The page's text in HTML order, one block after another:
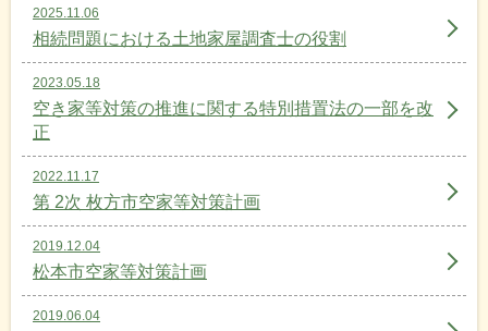
2025.11.06
相続問題における土地家屋調査士の役割
2023.05.18
空き家等対策の推進に関する特別措置法の一部を改
正
2022.11.17
第 2次 枚方市空家等対策計画
2019.12.04
松本市空家等対策計画
2019.06.04